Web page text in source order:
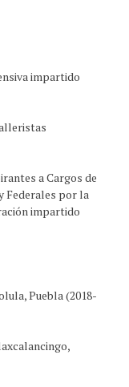
impartido
a Cargos de
Federales por la
impartido
Puebla (2018-